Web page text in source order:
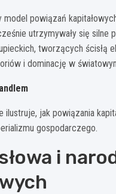
powiązań
utrzymywały się silne
tworzących ścisłą
i dominację w
jak powiązania
gospodarczego.
i